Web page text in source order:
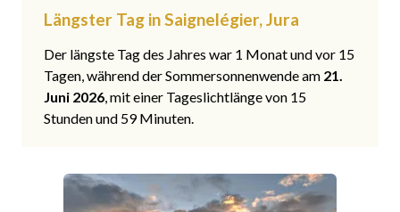
Längster Tag in Saignelégier, Jura
Der längste Tag des Jahres war 1 Monat und vor 15
Tagen, während der Sommersonnenwende am 21.
Juni 2026, mit einer Tageslichtlänge von 15
Stunden und 59 Minuten.